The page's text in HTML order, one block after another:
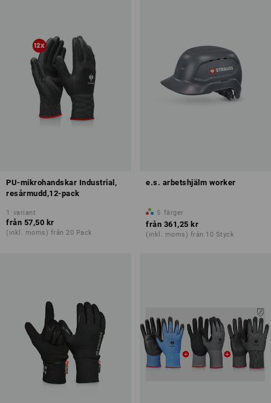
PU-mikrohandskar Industrial,
resårmudd,12-pack
1 variant
från 57,50 kr
(inkl. moms) från 20 Pack
e.s. arbetshjälm worker
5 färger
från 361,25 kr
(inkl. moms) från 10 Styck